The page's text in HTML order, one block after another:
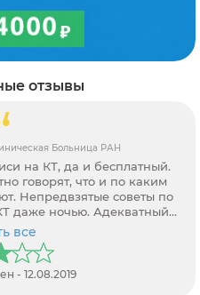
отзывы
Больница РАН
на КТ, да и бесплатный.
говорят, что и по каким
Непредвзятые советы по
даже ночью. Адекватный
все
- 12.08.2019